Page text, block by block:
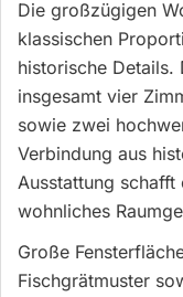
Die großzügigen
klassischen
historische Details.
insgesamt vier
sowie zwei
Verbindung aus
Ausstattung
wohnliches
Große
Fischgrätmuster